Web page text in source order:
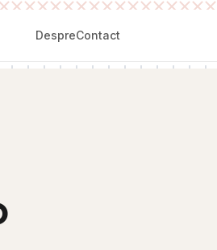
DespreContact